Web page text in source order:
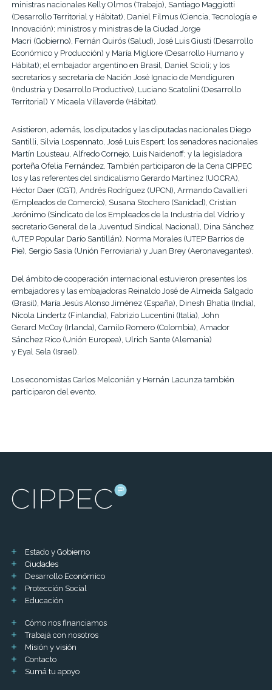
ministras nacionales Kelly Olmos (Trabajo), Santiago Maggiotti
(Desarrollo Territorial y Hábitat), Daniel Filmus (Ciencia, Tecnología e
Innovación); ministros y ministras de la Ciudad Jorge
Macri (Gobierno), Fernán Quirós (Salud), José Luis Giusti (Desarrollo
Económico y Producción) y María Migliore (Desarrollo Humano y
Hábitat); el embajador argentino en Brasil, Daniel Scioli; y los
secretarios y secretaria de Nación José Ignacio de Mendiguren
(Industria y Desarrollo Productivo), Luciano Scatolini (Desarrollo
Territorial) Y Micaela Villaverde (Hábitat).
Asistieron, además, los diputados y las diputadas nacionales Diego
Santilli, Silvia Lospennato, José Luis Espert; los senadores nacionales
Martín Lousteau, Alfredo Cornejo, Luis Naidenoff; y la legisladora
porteña Ofelia Fernández. También participaron de la Cena CIPPEC
los y las referentes del sindicalismo Gerardo Martínez (UOCRA),
Héctor Daer (CGT), Andrés Rodríguez (UPCN), Armando Cavallieri
(Empleados de Comercio), Susana Stochero (Sanidad) Cristian
Jerónimo (Sindicato de los Empleados de la Industria del Vidrio y
secretario General de la Juventud Sindical Nacional), Dina Sánchez
(UTEP Popular Darío Santillán), Norma Morales (UTEP Barrios de
Pie), Sergio Sasia (Unión Ferroviaria) y Juan Brey (Aeronavegantes).
Del ámbito de cooperación internacional estuvieron presentes los
embajadores y las embajadoras Reinaldo José de Almeida Salgado
(Brasil), María Jesús Alonso Jiménez (España), Dinesh Bhatia (India),
Nicola Lindertz (Finlandia), Fabrizio Lucentini (Italia), John
Gerard McCoy (Irlanda), Camilo Romero (Colombia), Amador
Sánchez Rico (Unión Europea), Ulrich Sante (Alemania)
y Eyal Sela (Israel).
Los economistas Carlos Melconián y Hernán Lacunza también
participaron del evento.
Estado y Gobierno
Ciudades
Desarrollo Económico
Protección Social
Educación
Cómo nos financiamos
Trabajá con nosotros
Misión y visión
Contacto
Sumá tu apoyo